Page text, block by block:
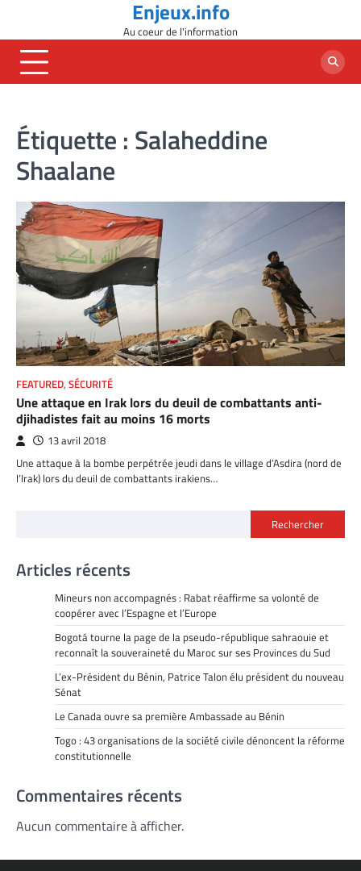
content
Enjeux.info
Au coeur de l'information
Étiquette : Salaheddine
Shaalane
FEATURED, SÉCURITÉ
Une attaque en Irak lors du deuil de combattants anti-
djihadistes fait au moins 16 morts
13 avril 2018
Une attaque à la bombe perpétrée jeudi dans le village d’Asdira (nord de
l’Irak) lors du deuil de combattants irakiens…
Rechercher
Articles récents
Mineurs non accompagnés : Rabat réaffirme sa volonté de
coopérer avec l’Espagne et l’Europe
Bogotá tourne la page de la pseudo-république sahraouie et
reconnaît la souveraineté du Maroc sur ses Provinces du Sud
L’ex-Président du Bénin, Patrice Talon élu président du nouveau
Sénat
Le Canada ouvre sa première Ambassade au Bénin
Togo : 43 organisations de la société civile dénoncent la réforme
constitutionnelle
Commentaires récents
Aucun commentaire à afficher.